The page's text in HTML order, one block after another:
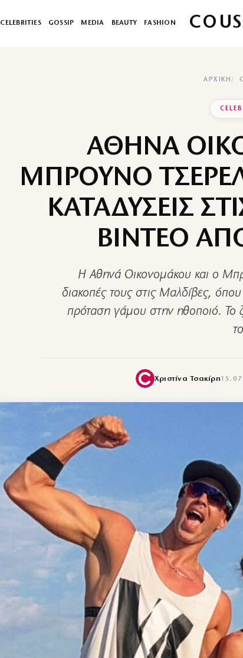
CELEBRITIES GOSSIP MEDIA BEAUTY FASHION
ΑΡΧΙΚΉ
ΑΘΗΝΑ
ΜΠΡΟΥΝΟ
ΚΑΤΑΔΥΣΕΙΣ
ΒΙΝΤΕΟ
Η Αθηνά Οικονομάκου και ο
διακοπές τους στις Μαλδίβες,
πρόταση γάμου στην ηθοποιό. Το
Χριστίνα Τσακίρη